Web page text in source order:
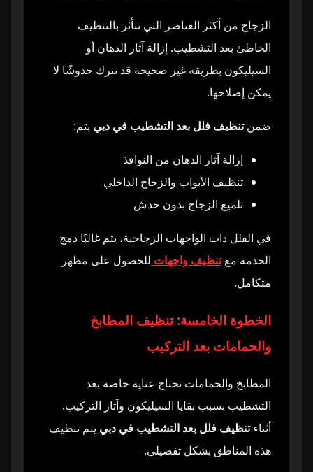
الزجاج من أكثر العناصر التي تتأثر بالتنظيف
الخاطئ بعد التشطيب. إزالة آثار الدهان أو
السيليكون بطريقة غير صحيحة قد تترك خدوشًا لا
يمكن إصلاحها.
ضمنتنظيف فلل بعد التشطيب في دبي يتم:
إزالة آثار الدهان من النوافذ
تنظيف الأبواب والزجاج الداخلي
تلميع الزجاج بدون خدش
في الفلل ذات الواجهات الزجاجية، يتم غالبًا دمج
الخدمة معتنظيف واجهات للحصول على مظهر
متكامل.
الخطوة الخامسة: تنظيف المطابخ
والحمامات بعد التركيب
المطابخ والحمامات تحتاج عناية خاصة بعد
التشطيب بسبب بقايا السيليكون وآثار التركيب.
أثناءتنظيف فلل بعد التشطيب في دبي يتم تنظيف
هذه المناطق بشكل تفصيلي.